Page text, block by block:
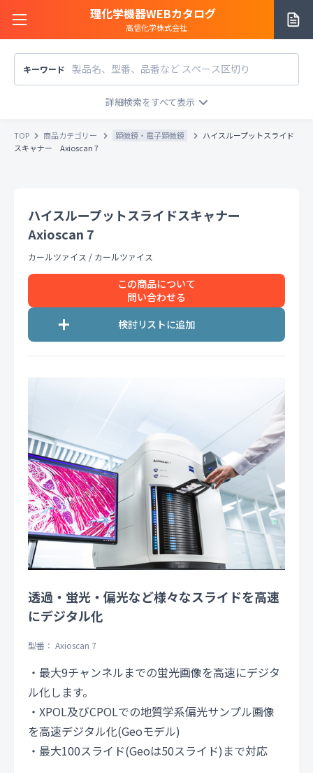
理化学機器WEBカタログ
高信化学株式会社
サイトご利用方法
キーワード
メーカー/販売元
税込 税抜 価格「お問い合わせ」を除外
条件をクリア
TOP 商品カテゴリー 顕微鏡・電子顕微鏡
ハイスループットスライド
スキャナー Axioscan 7
ハイスループットスライドスキャナー
Axioscan 7
カールツァイス / カールツァイス
この商品について
問い合わせる
透過・蛍光・偏光など様々なスライドを高速
にデジタル化
型番： Axioscan 7
・最大9チャンネルまでの蛍光画像を高速にデジタ
ル化します。
・XPOL及びCPOLでの地質学系偏光サンプル画像
を高速デジタル化(Geoモデル)
・最大100スライド(Geoは50スライド)まで対応